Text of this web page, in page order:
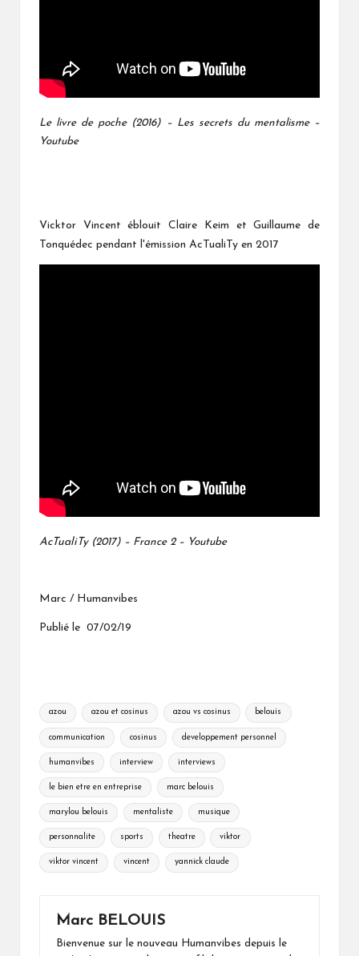
Le livre de poche (2016) – Les secrets du mentalisme –
Youtube
Vicktor Vincent éblouit Claire Keim et Guillaume de
Tonquédec pendant l'émission AcTualiTy en 2017
AcTualiTy (2017) – France 2 – Youtube
Marc / Humanvibes
Publié le 07/02/19
Tags:
azou azou et cosinus azou vs cosinus belouis
communication cosinus developpement personnel
humanvibes interview interviews
le bien etre en entreprise marc belouis
marylou belouis mentaliste musique
personnalite sports theatre viktor
viktor vincent vincent yannick claude
Marc BELOUIS
Bienvenue sur le nouveau Humanvibes depuis le